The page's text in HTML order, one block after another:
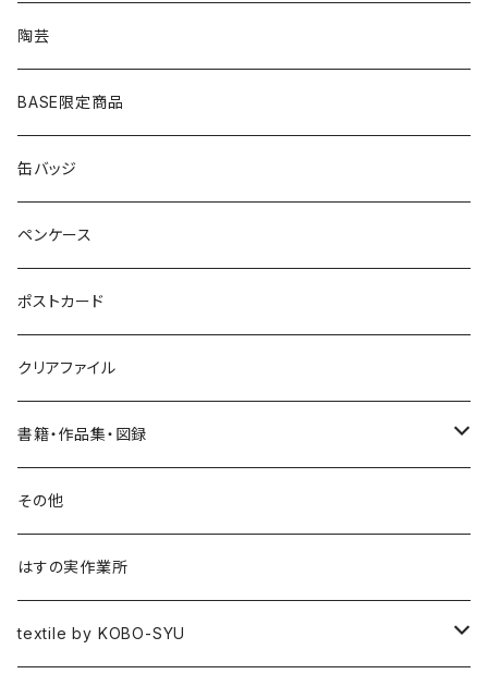
シルバー
イヤリング
ヘアゴム
ポニーフック
ブローチ
イヤリング
ピアス
雑貨・小物
陶芸
BASE限定商品
缶バッジ
ペンケース
ポストカード
クリアファイル
書籍・作品集・図録
書籍
作品集
図録
その他
はすの実作業所
textile by KOBO-SYU